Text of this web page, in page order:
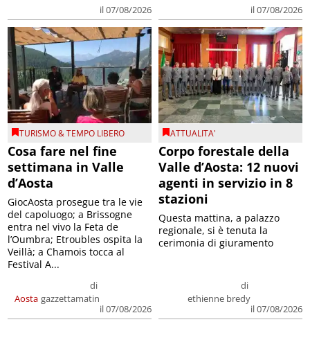
il 07/08/2026 il 07/08/2026
TURISMO & TEMPO LIBERO
Cosa fare nel fine
settimana in Valle
d’Aosta
Aosta
di
gazzettamatin
il 07/08/2026
GiocAosta prosegue tra le vie
del capoluogo; a Brissogne
entra nel vivo la Feta de
l’Oumbra; Etroubles ospita la
Veillà; a Chamois tocca al
Festival A...
ATTUALITA'
Corpo forestale della
Valle d’Aosta: 12 nuovi
agenti in servizio in 8
stazioni
di
ethienne bredy
il 07/08/2026
Questa mattina, a palazzo
regionale, si è tenuta la
cerimonia di giuramento